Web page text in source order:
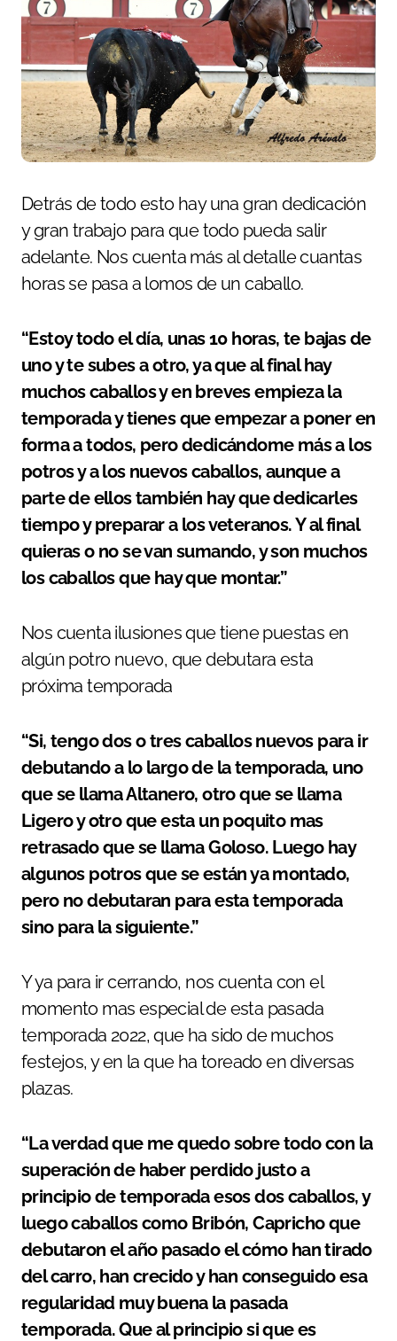
Detrás de todo esto hay una gran dedicación
y gran trabajo para que todo pueda salir
adelante. Nos cuenta más al detalle cuantas
horas se pasa a lomos de un caballo.
“Estoy todo el día, unas 10 horas, te bajas de
uno y te subes a otro, ya que al final hay
muchos caballos y en breves empieza la
temporada y tienes que empezar a poner en
forma a todos, pero dedicándome más a los
potros y a los nuevos caballos, aunque a
parte de ellos también hay que dedicarles
tiempo y preparar a los veteranos. Y al final
quieras o no se van sumando, y son muchos
los caballos que hay que montar.”
Nos cuenta ilusiones que tiene puestas en
algún potro nuevo, que debutara esta
próxima temporada
“Si, tengo dos o tres caballos nuevos para ir
debutando a lo largo de la temporada, uno
que se llama Altanero, otro que se llama
Ligero y otro que esta un poquito mas
retrasado que se llama Goloso. Luego hay
algunos potros que se están ya montado,
pero no debutaran para esta temporada
sino para la siguiente.”
Y ya para ir cerrando, nos cuenta con el
momento mas especial de esta pasada
temporada 2022, que ha sido de muchos
festejos, y en la que ha toreado en diversas
plazas.
“La verdad que me quedo sobre todo con la
superación de haber perdido justo a
principio de temporada esos dos caballos, y
luego caballos como Bribón, Capricho que
debutaron el año pasado el cómo han tirado
del carro, han crecido y han conseguido esa
regularidad muy buena la pasada
temporada. Que al principio si que es